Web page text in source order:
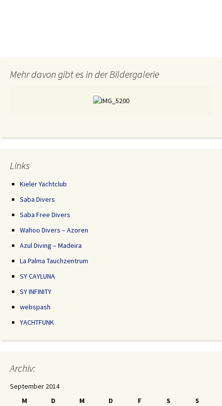
Mehr davon gibt es in der Bildergalerie
Links
Kieler Yachtclub
Saba Divers
Saba Free Divers
Wahoo Divers – Azoren
Azul Diving – Madeira
La Palma Tauchzentrum
SY CAYLUNA
SY INFINITY
webspash
YACHTFUNK
Archiv:
September 2014
M
D M D F S S